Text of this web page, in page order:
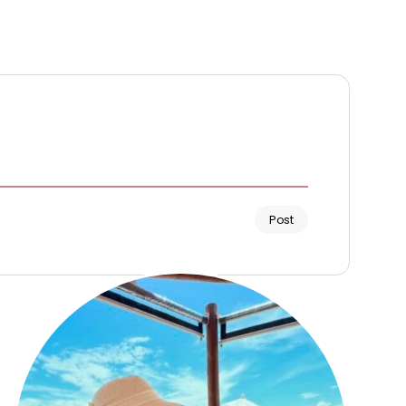
Post
Renata Fernandes